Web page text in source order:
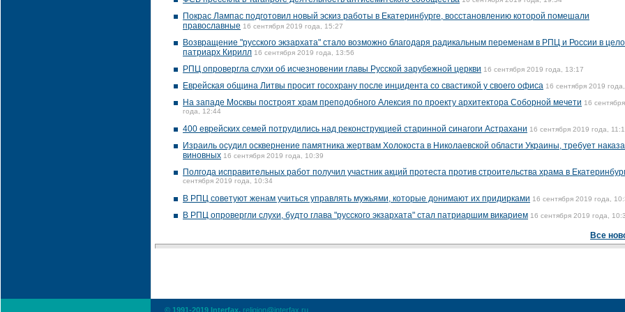
Покрас Лампас подготовил новый эскиз работы в Екатеринбурге, восстановлению которой помешали
православные 16 сентября 2019 года, 15:27
Возвращение "русского экзархата" стало возможно благодаря радикальным переменам в РПЦ и России в
патриарх Кирилл 16 сентября 2019 года, 13:56
РПЦ опровергла слухи об исчезновении главы Русской зарубежной церкви 16 сентября 2019 года, 13:17
Еврейская община Литвы просит госохрану после инцидента со свастикой у своего офиса 16 сентября 2019
На западе Москвы построят храм преподобного Алексия по проекту архитектора Соборной мечети 16
года, 12:44
400 еврейских семей потрудились над реконструкцией старинной синагоги Астрахани 16 сентября 2019 года,
Израиль осудил осквернение памятника жертвам Холокоста в Николаевской области Украины, требует
виновных 16 сентября 2019 года, 10:39
Полгода исправительных работ получил участник акций протеста против строительства храма в
сентября 2019 года, 10:34
В РПЦ советуют женам учиться управлять мужьями, которые донимают их придирками 16 сентября 2019 года,
В РПЦ опровергли слухи, будто глава "русского экзархата" стал патриаршим викарием 16 сентября 2019 года,
Все
© 1991-2019 Interfax, religion@interfax.ru